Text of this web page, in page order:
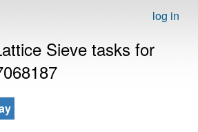
log in
Sieve tasks for